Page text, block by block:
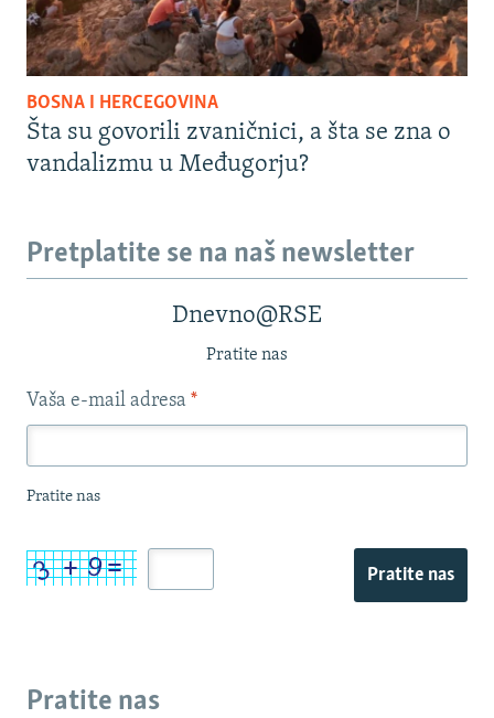
BOSNA I HERCEGOVINA
Šta su govorili zvaničnici, a šta se zna o
vandalizmu u Međugorju?
Pretplatite se na naš newsletter
Dnevno@RSE
Pratite nas
Vaša e-mail adresa *
Pratite nas
Pratite nas
Pratite nas